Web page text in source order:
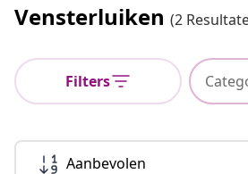
Vensterluiken (2
Filters
Aanbevolen